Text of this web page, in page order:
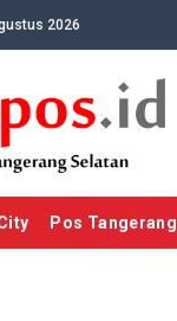
2026
Pos Tangerang